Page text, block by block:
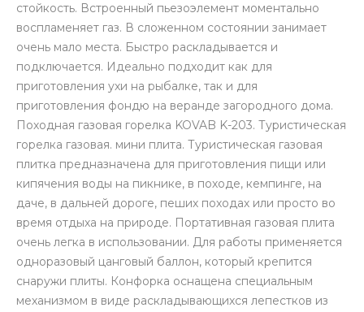
стойкость. Встроенный пьезоэлемент моментально
воспламеняет газ. В сложенном состоянии занимает
очень мало места. Быстро раскладывается и
подключается. Идеально подходит как для
приготовления ухи на рыбалке, так и для
приготовления фондю на веранде загородного дома.
Походная газовая горелка KOVAB K-203. Туристическая
горелка газовая. мини плита. Туристическая газовая
плитка предназначена для приготовления пищи или
кипячения воды на пикнике, в походе, кемпинге, на
даче, в дальней дороге, пеших походах или просто во
время отдыха на природе. Портативная газовая плита
очень легка в использовании. Для работы применяется
одноразовый цанговый баллон, который крепится
снаружи плиты. Конфорка оснащена специальным
механизмом в виде раскладывающихся лепестков из